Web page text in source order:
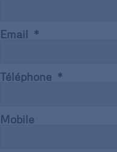
Email
Téléphone
Mobile